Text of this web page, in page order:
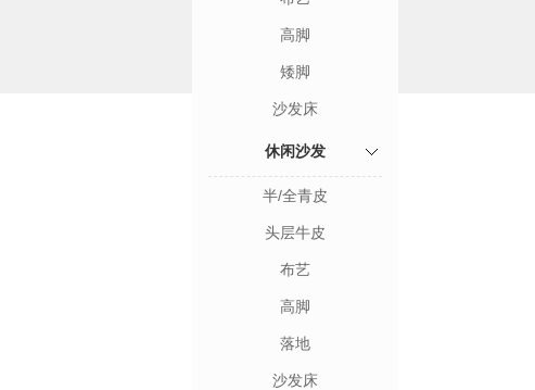
高脚
矮脚
沙发床
休闲沙发
半/全青皮
头层牛皮
布艺
高脚
落地
沙发床